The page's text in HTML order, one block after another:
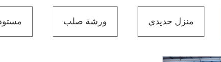
منزل حديدي ورشة صلب